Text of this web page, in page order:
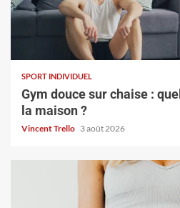
SPORT INDIVIDUEL
Gym douce sur chaise :
la maison ?
Vincent Trello 3 août 2026